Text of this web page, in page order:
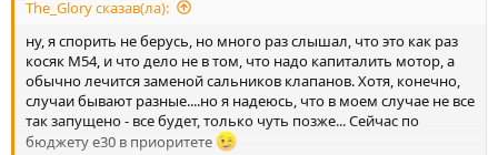
е
н
я
The_Glory сказав(ла):
ну, я спорить не берусь, но много раз слышал, что это как раз
косяк М54, и что дело не в том, что надо капиталить мотор, а
обычно лечится заменой сальников клапанов. Хотя, конечно,
случаи бывают разные....но я надеюсь, что в моем случае не все
так запущено - все будет, только чуть позже... Сейчас по
бюджету е30 в приоритете